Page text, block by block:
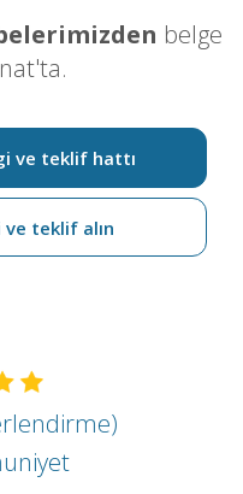
belge
ve teklif hattı
ve teklif alın